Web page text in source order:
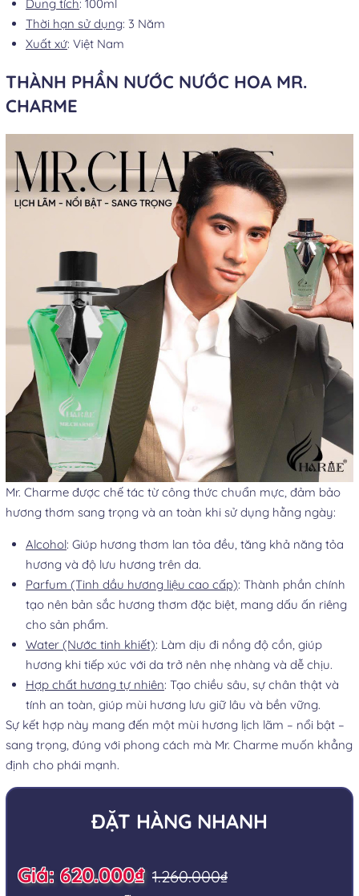
Dung tích: 100ml
Thời hạn sử dụng: 3 Năm
Xuất xứ: Việt Nam
THÀNH PHẦN NƯỚC NƯỚC HOA MR.
CHARME
Mr. Charme được chế tác từ công thức chuẩn mực, đảm bảo
hương thơm sang trọng và an toàn khi sử dụng hằng ngày:
Alcohol: Giúp hương thơm lan tỏa đều, tăng khả năng tỏa
hương và độ lưu hương trên da.
Parfum (Tinh dầu hương liệu cao cấp): Thành phần chính
tạo nên bản sắc hương thơm đặc biệt, mang dấu ấn riêng
cho sản phẩm.
Water (Nước tinh khiết): Làm dịu đi nồng độ cồn, giúp
hương khi tiếp xúc với da trở nên nhẹ nhàng và dễ chịu.
Hợp chất hương tự nhiên: Tạo chiều sâu, sự chân thật và
tính an toàn, giúp mùi hương lưu giữ lâu và bền vững.
Sự kết hợp này mang đến một mùi hương lịch lãm – nổi bật –
sang trọng, đúng với phong cách mà Mr. Charme muốn khẳng
định cho phái mạnh.
ĐẶT HÀNG NHANH
Giá: 620.000₫ 1.260.000₫